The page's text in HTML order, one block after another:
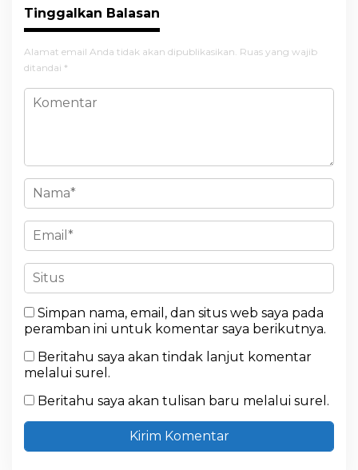
Tinggalkan Balasan
Alamat email Anda tidak akan dipublikasikan. Ruas yang wajib
ditandai *
Simpan nama, email, dan situs web saya pada
peramban ini untuk komentar saya berikutnya.
Beritahu saya akan tindak lanjut komentar
melalui surel.
Beritahu saya akan tulisan baru melalui surel.